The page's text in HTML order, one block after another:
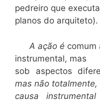
pedreiro que
planos do arquiteto).
A ação é comum
instrumental, mas
sob aspectos
mas não
causa instrumental